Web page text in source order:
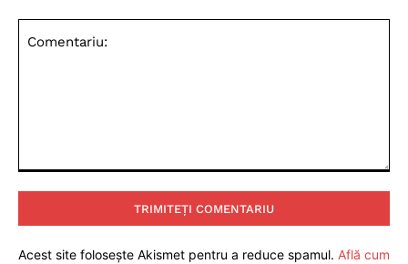
Acest site folosește Akismet pentru a reduce spamul. Află cum